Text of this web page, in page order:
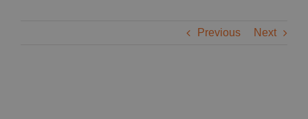
Previous Next